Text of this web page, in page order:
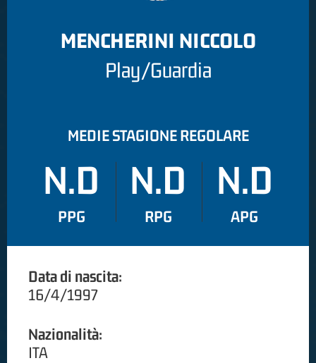
MENCHERINI NICCOLO
Play/Guardia
MEDIE STAGIONE REGOLARE
N.D
PPG
N.D
RPG
N.D
APG
Data di nascita:
16/4/1997
Nazionalità:
ITA